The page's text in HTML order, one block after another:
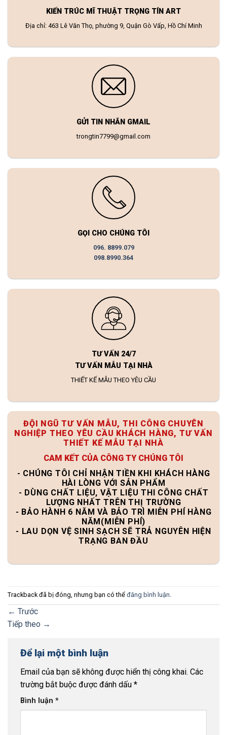
KIẾN TRÚC MĨ THUẬT TRỌNG TÍN ART
Địa chỉ: 463 Lê Văn Thọ, phường 9, Quận Gò Vấp, Hồ Chí Minh
GỬI TIN NHẮN GMAIL
trongtin7799@gmail.com
GỌI CHO CHÚNG TÔI
096. 8899.079
098.8990.364
TƯ VẤN 24/7
TƯ VẤN MẪU TẠI NHÀ
THIẾT KẾ MẪU THEO YÊU CẦU
ĐỘI NGŨ TƯ VẤN MẪU, THI CÔNG CHUYÊN
NGHIỆP THEO YÊU CẦU KHÁCH HÀNG, TƯ VẤN
THIẾT KẾ MẪU TẠI NHÀ
CAM KẾT CỦA CÔNG TY CHÚNG TÔI
- CHÚNG TÔI CHỈ NHẬN TIỀN KHI KHÁCH HÀNG
HÀI LÒNG VỚI SẢN PHẨM
- DÙNG CHẤT LIỆU, VẬT LIỆU THI CÔNG CHẤT
LƯỢNG NHẤT TRÊN THỊ TRƯỜNG
- BẢO HÀNH 6 NĂM VÀ BẢO TRÌ MIỄN PHÍ HÀNG
NĂM(MIỄN PHÍ)
- LAU DỌN VỆ SINH SẠCH SẼ TRẢ NGUYÊN HIỆN
TRẠNG BAN ĐẦU
Trackback đã bị đóng, nhưng bạn có thể đăng bình luận.
← Trước
Tiếp theo →
Để lại một bình luận
Email của bạn sẽ không được hiển thị công khai. Các
trường bắt buộc được đánh dấu *
Bình luận *